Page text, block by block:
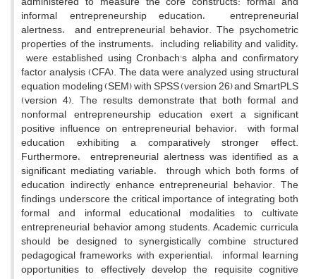
informal entrepreneurship education، entrepreneurial
alertness، and entrepreneurial behavior. The psychometric
properties of the instruments، including reliability and validity،
were established using Cronbach's alpha and confirmatory
factor analysis (CFA). The data were analyzed using structural
equation modeling (SEM) with SPSS (version 26) and SmartPLS
(version 4). The results demonstrate that both formal and
nonformal entrepreneurship education exert a significant
positive influence on entrepreneurial behavior، with formal
education exhibiting a comparatively stronger effect.
Furthermore، entrepreneurial alertness was identified as a
significant mediating variable، through which both forms of
education indirectly enhance entrepreneurial behavior. The
findings underscore the critical importance of integrating both
formal and informal educational modalities to cultivate
entrepreneurial behavior among students. Academic curricula
should be designed to synergistically combine structured
pedagogical frameworks with experiential، informal learning
opportunities to effectively develop the requisite cognitive